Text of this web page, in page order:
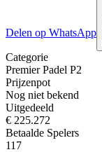
Delen op WhatsApp
Categorie
Premier Padel P2
Prijzenpot
Nog niet bekend
Uitgedeeld
€ 225.272
Betaalde Spelers
117